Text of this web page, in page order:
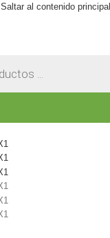
Saltar al contenido principal